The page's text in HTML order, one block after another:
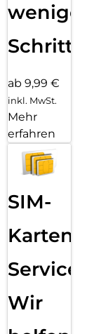
wenigen
Schritten
ab 9,99 €
inkl. MwSt.
Mehr
erfahren
SIM-
Karten
Service:
Wir